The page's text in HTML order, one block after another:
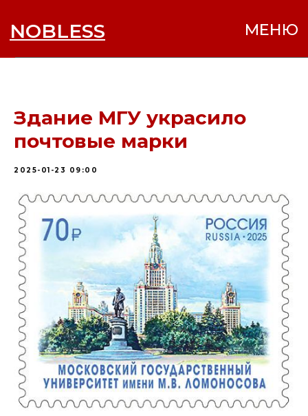
NOBLESS
Здание МГУ украсило
почтовые марки
2025-01-23 09:00